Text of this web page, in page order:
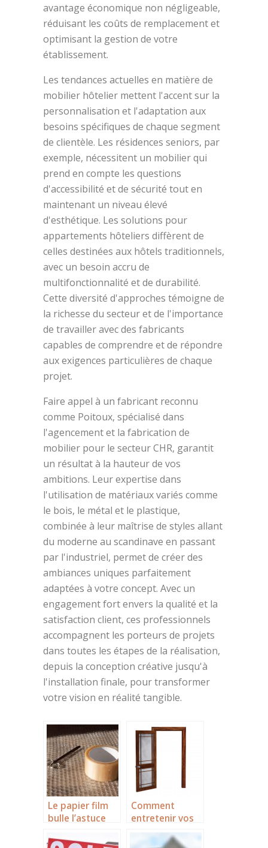
avantage économique non négligeable,
réduisant les coûts de remplacement et
optimisant la gestion de votre
établissement.
Les tendances actuelles en matière de
mobilier hôtelier mettent l'accent sur la
personnalisation et l'adaptation aux
besoins spécifiques de chaque segment
de clientèle. Les résidences seniors, par
exemple, nécessitent un mobilier qui
prend en compte les questions
d'accessibilité et de sécurité tout en
maintenant un niveau élevé
d'esthétique. Les solutions pour
appartements hôteliers diffèrent de
celles destinées aux hôtels traditionnels,
avec un besoin accru de
multifonctionnalité et de durabilité.
Cette diversité d'approches témoigne de
la richesse du secteur et de l'importance
de travailler avec des fabricants
capables de comprendre et de répondre
aux exigences particulières de chaque
projet.
Faire appel à un fabricant reconnu
comme Poitoux, spécialisé dans
l'agencement et la fabrication de
mobilier pour le secteur CHR, garantit
un résultat à la hauteur de vos
ambitions. Leur expertise dans
l'utilisation de matériaux variés comme
le bois, le métal et le plastique,
combinée à leur maîtrise de styles allant
du moderne au scandinave en passant
par l'industriel, permet de créer des
ambiances uniques parfaitement
adaptées à votre concept. Avec un
engagement fort envers la qualité et la
satisfaction client, ces professionnels
accompagnent les porteurs de projets
dans toutes les étapes de la réalisation,
depuis la conception créative jusqu'à
l'installation finale, pour transformer
votre vision en réalité tangible.
Le papier film
bulle l’astuce
convenablemen
Comment
entretenir vos
portes et
fenêtres en